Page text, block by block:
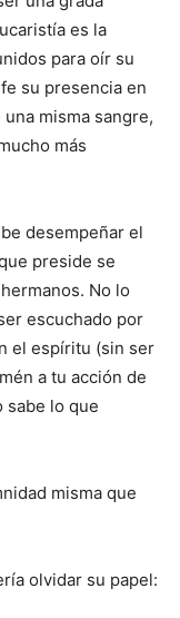
es la
para oír su
su presencia en
misma sangre,
más
desempeñar el
preside se
No lo
escuchado por
el espíritu (sin ser
a tu acción de
sabe lo que
misma que
olvidar su papel: